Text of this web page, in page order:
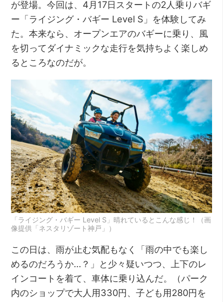
が登場。今回は、4月17日スタートの2人乗りバギ
ー「ライジング・バギー Level S」を体験してみ
た。本来なら、オープンエアのバギーに乗り、風
を切ってダイナミックな走行を気持ちよく楽しめ
るところなのだが。
「ライジング・バギー Level S」晴れているとこんな感じ！（画
像提供「ネスタリゾート神戸」）
この日は、雨が止む気配もなく「雨の中でも楽し
めるのだろうか…？」と少々疑いつつ、上下のレ
インコートを着て、車体に乗り込んだ。（パーク
内のショップで大人用330円、子ども用280円を